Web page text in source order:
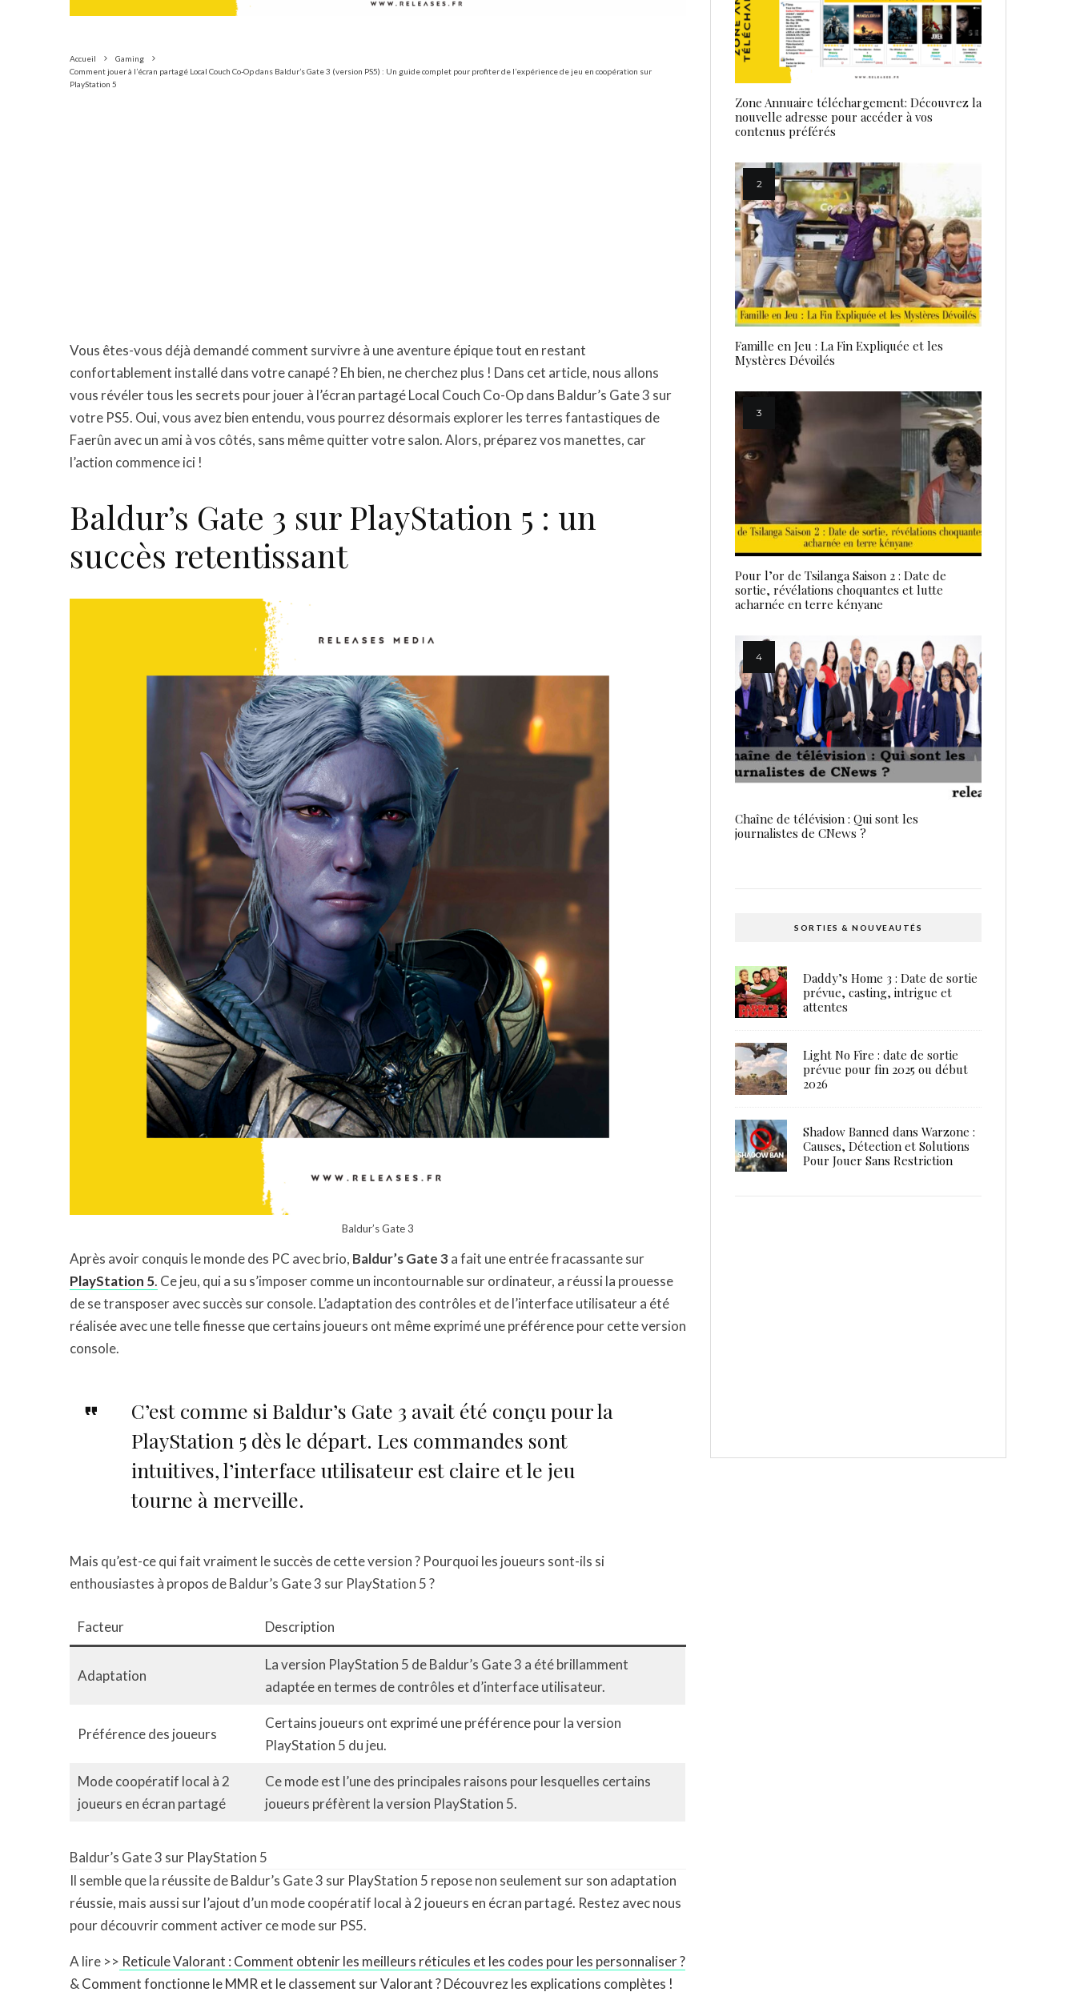
Accueil
Gaming
Comment jouer à l’écran partagé Local Couch Co-Op dans Baldur’s Gate 3 (version PS5) : Un guide complet pour profiter de l’expérience de jeu en coopération sur
PlayStation 5
Vous êtes-vous déjà demandé comment survivre à une aventure épique tout en restant
confortablement installé dans votre canapé ? Eh bien, ne cherchez plus ! Dans cet article, nous allons
vous révéler tous les secrets pour jouer à l’écran partagé Local Couch Co-Op dans Baldur’s Gate 3 sur
votre PS5. Oui, vous avez bien entendu, vous pourrez désormais explorer les terres fantastiques de
Faerûn avec un ami à vos côtés, sans même quitter votre salon. Alors, préparez vos manettes, car
l’action commence ici !
Baldur’s Gate 3 sur PlayStation 5 : un
succès retentissant
Baldur’s Gate 3
Après avoir conquis le monde des PC avec brio, Baldur’s Gate 3a fait une entrée fracassante sur
PlayStation 5. Ce jeu, qui a su s’imposer comme un incontournable sur ordinateur, a réussi la prouesse
de se transposer avec succès sur console. L’adaptation des contrôles et de l’interface utilisateur a été
réalisée avec une telle finesse que certains joueurs ont même exprimé une préférence pour cette version
console.
C’est comme si Baldur’s Gate 3 avait été conçu pour la
PlayStation 5 dès le départ. Les commandes sont
intuitives, l’interface utilisateur est claire et le jeu
tourne à merveille.
Mais qu’est-ce qui fait vraiment le succès de cette version ? Pourquoi les joueurs sont-ils si
enthousiastes à propos de Baldur’s Gate 3 sur PlayStation 5 ?
Facteur Description
Adaptation
La version PlayStation 5 de Baldur’s Gate 3 a été brillamment
adaptée en termes de contrôles et d’interface utilisateur.
Préférence des joueurs
Certains joueurs ont exprimé une préférence pour la version
PlayStation 5 du jeu.
Mode coopératif local à 2
joueurs en écran partagé
Ce mode est l’une des principales raisons pour lesquelles certains
joueurs préfèrent la version PlayStation 5.
Baldur’s Gate 3 sur PlayStation 5
Il semble que la réussite de Baldur’s Gate 3 sur PlayStation 5 repose non seulement sur son adaptation
réussie, mais aussi sur l’ajout d’un mode coopératif local à 2 joueurs en écran partagé. Restez avec nous
pour découvrir comment activer ce mode sur PS5.
A lire >> Reticule Valorant : Comment obtenir les meilleurs réticules et les codes pour les personnaliser ?
& Comment fonctionne le MMR et le classement sur Valorant ? Découvrez les explications complètes !
Zone Annuaire téléchargement: Découvrez la
nouvelle adresse pour accéder à vos
contenus préférés
Famille en Jeu : La Fin Expliquée et les
Mystères Dévoilés
Pour l’or de Tsilanga Saison 2 : Date de
sortie, révélations choquantes et lutte
acharnée en terre kényane
Chaîne de télévision : Qui sont les
journalistes de CNews ?
SORTIES & NOUVEAUTÉS
Daddy’s Home 3 : Date de sortie
prévue, casting, intrigue et
attentes
Light No Fire : date de sortie
prévue pour fin 2025 ou début
2026
Shadow Banned dans Warzone :
Causes, Détection et Solutions
Pour Jouer Sans Restriction